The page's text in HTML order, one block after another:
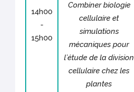
14h00
-
15h00
Combiner biologie
cellulaire et
simulations
mécaniques pour
l’étude de la division
cellulaire chez les
plantes